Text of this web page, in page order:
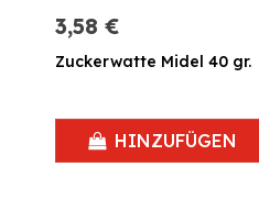
3,58 €
Zuckerwatte Midel 40 gr.
HINZUFÜGEN